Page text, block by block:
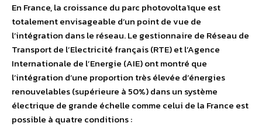
En France, la croissance du parc photovoltaïque est
totalement envisageable d’un point de vue de
l’intégration dans le réseau. Le gestionnaire de Réseau de
Transport de l’Electricité français (RTE) et l’Agence
Internationale de l’Energie (AIE) ont montré que
l’intégration d’une proportion très élevée d’énergies
renouvelables (supérieure à 50%) dans un système
électrique de grande échelle comme celui de la France est
possible à quatre conditions :